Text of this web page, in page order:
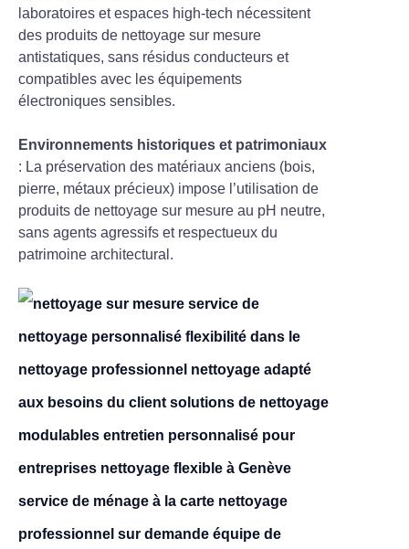
laboratoires et espaces high-tech nécessitent
des produits de nettoyage sur mesure
antistatiques, sans résidus conducteurs et
compatibles avec les équipements
électroniques sensibles.
Environnements historiques et patrimoniaux
: La préservation des matériaux anciens (bois,
pierre, métaux précieux) impose l’utilisation de
produits de nettoyage sur mesure au pH neutre,
sans agents agressifs et respectueux du
patrimoine architectural.